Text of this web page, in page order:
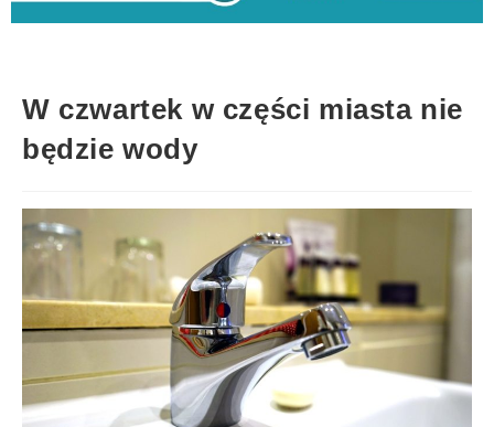
W czwartek w części miasta nie
będzie wody